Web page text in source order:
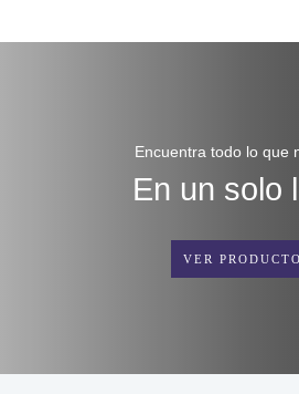
Encuentra todo lo que
En un solo
VER